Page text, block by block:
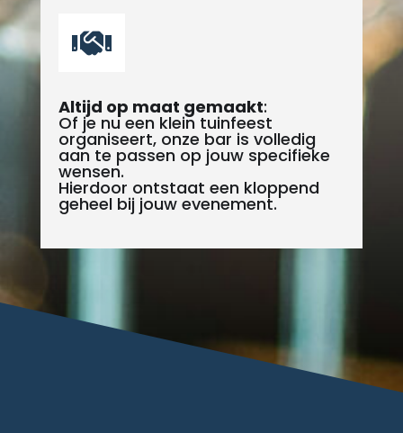

Altijd op maat gemaakt:
Of je nu een klein tuinfeest
organiseert, onze bar is volledig
aan te passen op jouw specifieke
wensen.
Hierdoor ontstaat een kloppend
geheel bij jouw evenement.